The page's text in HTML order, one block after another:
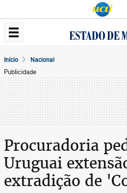
Início Nacional
Publicidade
Procuradoria
Uruguai
extradição de